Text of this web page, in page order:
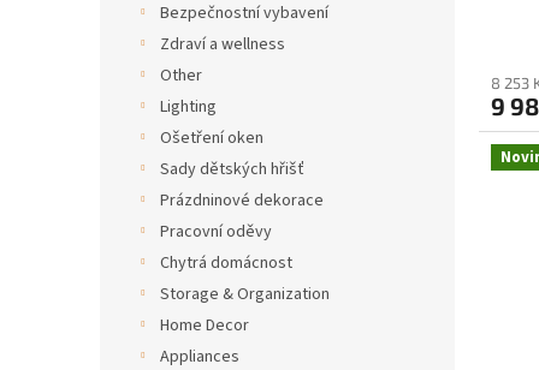
Bezpečnostní vybavení
Zdraví a wellness
Other
Lighting
Ošetření oken
Sady dětských hřišť
Prázdninové dekorace
Pracovní oděvy
Chytrá domácnost
Storage & Organization
Home Decor
Appliances
psi,
8 253
9